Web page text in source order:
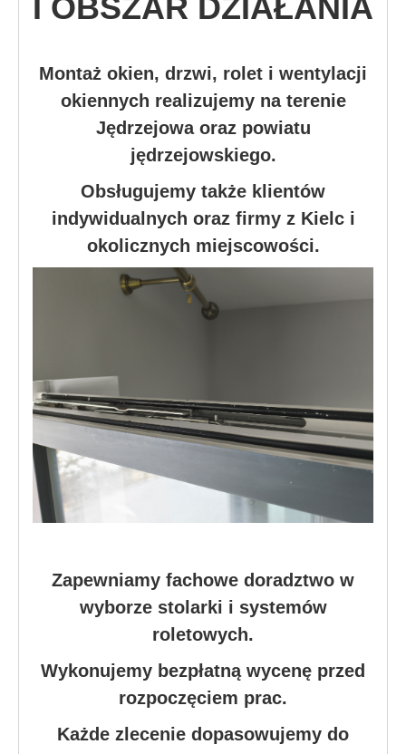
I OBSZAR DZIAŁANIA
Montaż okien, drzwi, rolet i wentylacji
okiennych realizujemy na terenie
Jędrzejowa oraz powiatu
jędrzejowskiego.
Obsługujemy także klientów
indywidualnych oraz firmy z Kielc i
okolicznych miejscowości.
Zapewniamy fachowe doradztwo w
wyborze stolarki i systemów
roletowych.
Wykonujemy bezpłatną wycenę przed
rozpoczęciem prac.
Każde zlecenie dopasowujemy do